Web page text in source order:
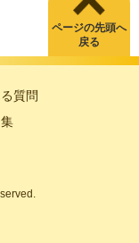
ページの先頭へ
戻る
質問